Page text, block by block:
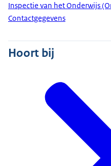
Inspectie van het Onderwijs
Contactgegevens
Hoort bij